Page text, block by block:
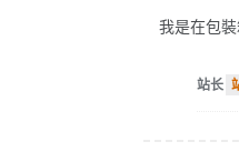
我是在包
站长